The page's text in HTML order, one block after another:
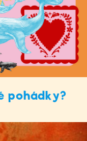
pohádky?